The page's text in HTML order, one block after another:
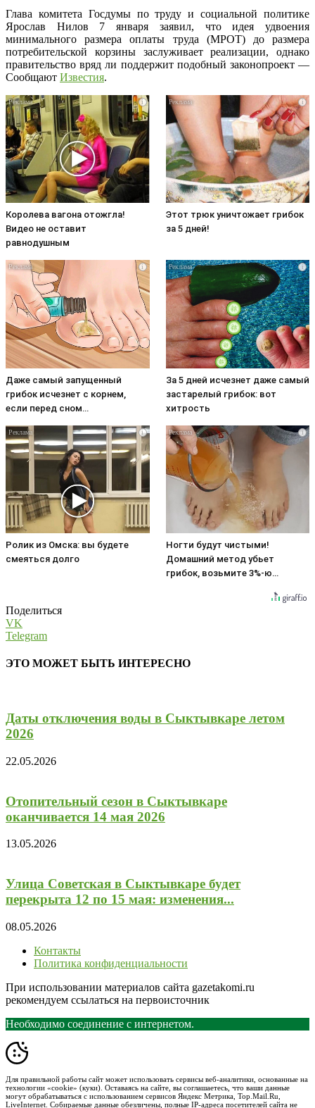
Глава комитета Госдумы по труду и социальной политике
Ярослав Нилов 7 января заявил, что идея удвоения
минимального размера оплаты труда (МРОТ) до размера
потребительской корзины заслуживает реализации, однако
правительство вряд ли поддержит подобный законопроект —
Сообщают Известия.
i
Королева вагона отожгла!
Видео не оставит
равнодушным
i
Этот трюк уничтожает грибок
за 5 дней!
i
Даже самый запущенный
грибок исчезнет с корнем,
если перед сном…
i
За 5 дней исчезнет даже самый
застарелый грибок: вот
хитрость
i
Ролик из Омска: вы будете
смеяться долго
i
Ногти будут чистыми!
Домашний метод убьет
грибок, возьмите 3%-ю…
Поделиться
VK
Telegram
ЭТО МОЖЕТ БЫТЬ ИНТЕРЕСНО
Даты отключения воды в Сыктывкаре летом
2026
22.05.2026
Отопительный сезон в Сыктывкаре
оканчивается 14 мая 2026
13.05.2026
Улица Советская в Сыктывкаре будет
перекрыта 12 по 15 мая: изменения...
08.05.2026
Контакты
Политика конфиденциальности
При использовании материалов сайта gazetakomi.ru
рекомендуем ссылаться на первоисточник
Необходимо соединение с интернетом.
Для правильной работы сайт может использовать сервисы веб-аналитики, основанные на
технологии «cookie» (куки). Оставаясь на сайте, вы соглашаетесь, что ваши данные
могут обрабатываться с использованием сервисов Яндекс Метрика, Top.Mail.Ru,
LiveInternet. Собираемые данные обезличены, полные IP-адреса посетителей сайта не